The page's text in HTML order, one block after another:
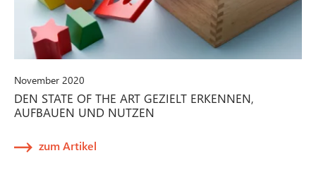
November 2020
DEN STATE OF THE ART GEZIELT ERKENNEN,
AUFBAUEN UND NUTZEN
zum Artikel